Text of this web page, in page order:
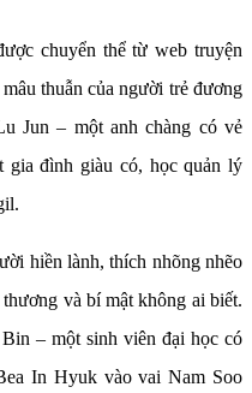
chuyển thể từ web truyện
thuẫn của người trẻ đương
Jun – một anh chàng có vẻ
gia đình giàu có, học quản lý
hiền lành, thích nhõng nhẽo
và bí mật không ai biết.
– một sinh viên đại học có
In Hyuk vào vai Nam Soo